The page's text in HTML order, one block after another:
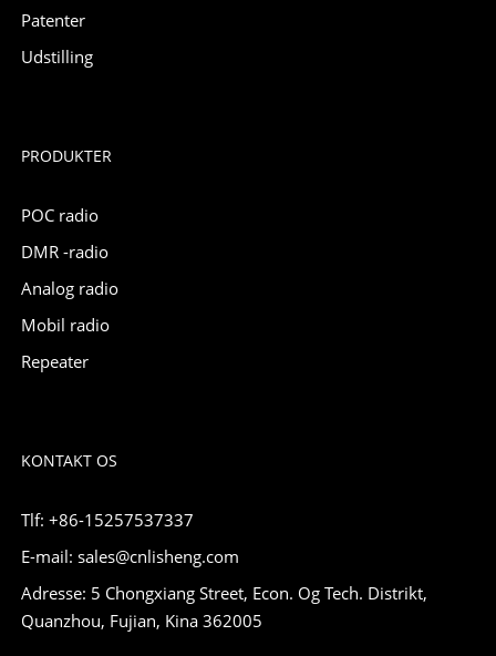
Patenter
Udstilling
PRODUKTER
POC radio
DMR -radio
Analog radio
Mobil radio
Repeater
KONTAKT OS
Tlf: +86-15257537337
E-mail: sales@cnlisheng.com
Adresse: 5 Chongxiang Street, Econ. Og Tech. Distrikt,
Quanzhou, Fujian, Kina 362005